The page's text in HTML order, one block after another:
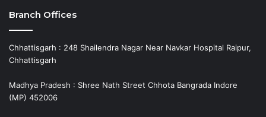
Branch Offices
Chhattisgarh : 248 Shailendra Nagar Near Navkar Hospital Raipur,
Chhattisgarh
Madhya Pradesh : Shree Nath Street Chhota Bangrada Indore
(MP) 452006